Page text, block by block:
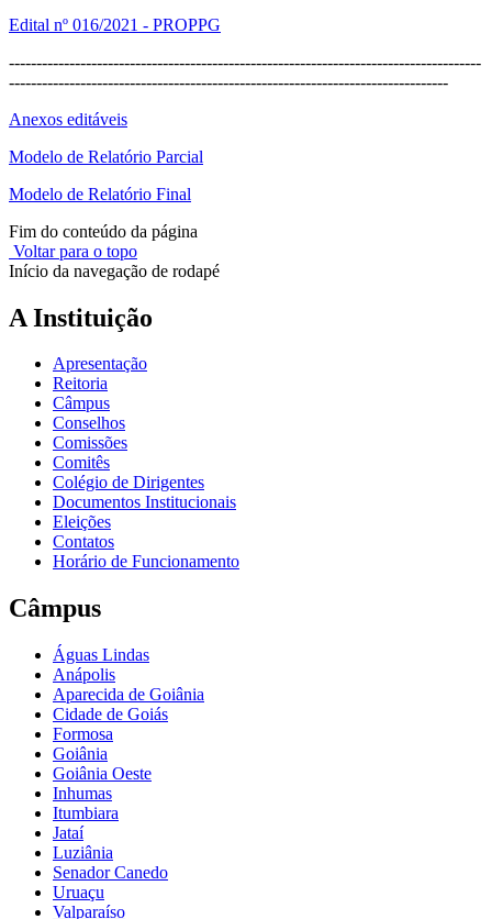
Edital nº 016/2021 - PROPPG
--------------------------------------------------------------------------------------
--------------------------------------------------------------------------------
Anexos editáveis
Modelo de Relatório Parcial
Modelo de Relatório Final
Fim do conteúdo da página
Voltar para o topo
Início da navegação de rodapé
A Instituição
Apresentação
Reitoria
Câmpus
Conselhos
Comissões
Comitês
Colégio de Dirigentes
Documentos Institucionais
Eleições
Contatos
Horário de Funcionamento
Câmpus
Águas Lindas
Anápolis
Aparecida de Goiânia
Cidade de Goiás
Formosa
Goiânia
Goiânia Oeste
Inhumas
Itumbiara
Jataí
Luziânia
Senador Canedo
Uruaçu
Valparaíso